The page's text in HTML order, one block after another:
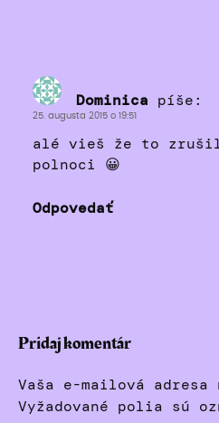
Dominica píše:
25. augusta 2015 o 19:51
alé vieš že to
polnoci 😀
Odpovedať
Pridaj komentár
Vaša e-mailová adresa
Vyžadované polia sú